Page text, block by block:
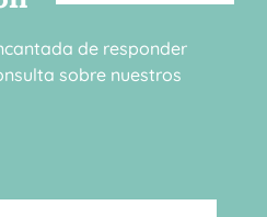
de responder
sobre nuestros